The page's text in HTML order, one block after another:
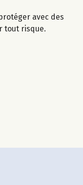
avec des
tout risque.